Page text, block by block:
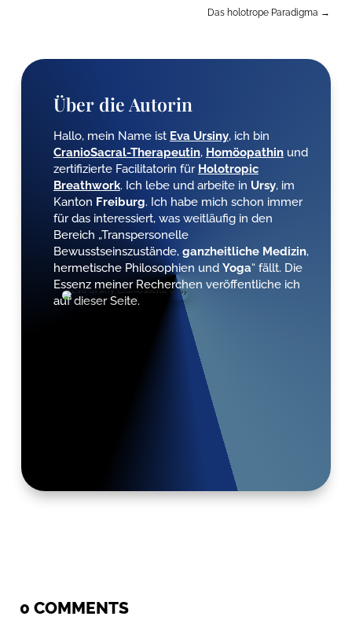
Das holotrope Paradigma →
Über die Autorin
Hallo, mein Name ist Eva Ursiny, ich bin
CranioSacral-Therapeutin, Homöopathinund
zertifizierte Facilitatorin für Holotropic
Breathwork. Ich lebe und arbeite in Ursy, im
Kanton Freiburg. Ich habe mich schon immer
für das interessiert, was weitläufig in den
Bereich „Transpersonelle
Bewusstseinszustände, ganzheitliche Medizin,
hermetische Philosophien und Yoga“ fällt. Die
Essenz meiner Recherchen veröffentliche ich
auf dieser Seite.
0 COMMENTS